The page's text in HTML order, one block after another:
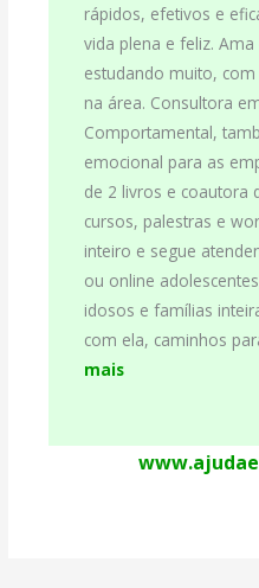
rápidos, efetivos e
vida plena e feliz.
estudando muito,
na área. Consultora
Comportamental,
emocional para as
de 2 livros e coautora
cursos, palestras e
inteiro e segue
ou online
idosos e famílias
com ela, caminhos
mais